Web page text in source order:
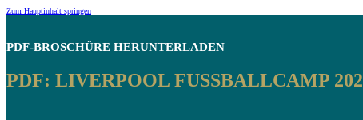
Zum Hauptinhalt springen
PDF-BROSCHÜRE HERUNTERLADEN
PDF: LIVERPOOL FUSSBALLCAMP 2026